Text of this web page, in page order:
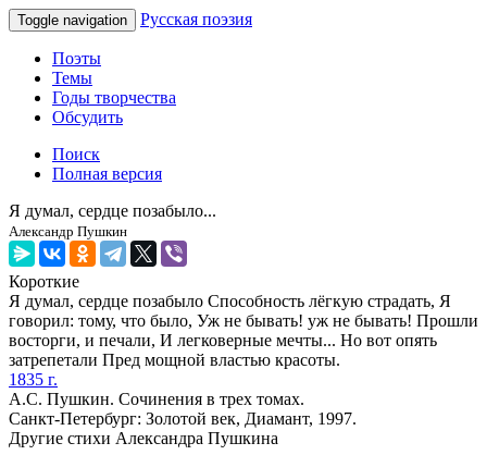
Toggle navigation Русская поэзия
Поэты
Темы
Годы творчества
Обсудить
Поиск
Полная версия
Я думал, сердце позабыло...
Александр Пушкин
Короткие
Я думал, сердце позабыло Способность лёгкую страдать, Я
говорил: тому, что было, Уж не бывать! уж не бывать! Прошли
восторги, и печали, И легковерные мечты... Но вот опять
затрепетали Пред мощной властью красоты.
1835 г.
А.С. Пушкин. Сочинения в трех томах.
Санкт-Петербург: Золотой век, Диамант, 1997.
Другие стихи Александра Пушкина